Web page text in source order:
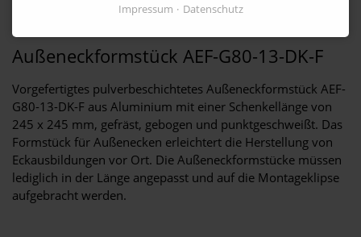
Außeneckformstück AEF-G80-13-DK-F
Vorgefertigtes pulverbeschichtetes Außeneckformstück AEF-
G80-13-DK-F aus Aluminium mit einer Schenkellänge von
245 x 245 mm, gefräst, gebogen und punktgeschweißt. Das
Formstück für Außenecken erleichtert die Herstellung von
Eckausbildungen vor Ort. Die Außeneckformstücke müssen
lediglich in der Länge angepasst und auf die Montageklipse
aufgebracht werden.
Impressum Datenschutz